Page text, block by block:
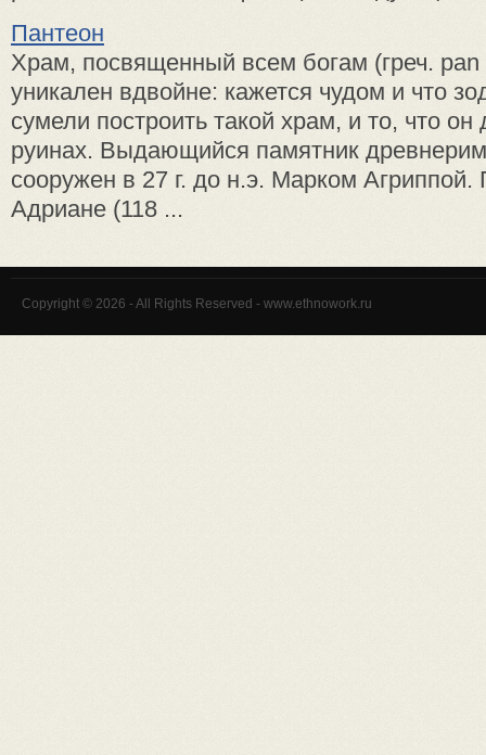
Пантеон
Храм, посвященный всем богам (греч. pan
уникален вдвойне: кажется чудом и что
сумели построить такой храм, и то, что
руинах. Выдающийся памятник
сооружен в 27 г. до н.э. Марком
Адриане (118 ...
Copyright © 2026 - All Rights Reserved - www.ethnowork.ru